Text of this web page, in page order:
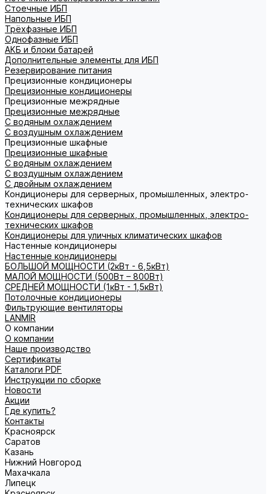
Стоечные ИБП
Напольные ИБП
Трёхфазные ИБП
Однофазные ИБП
АКБ и блоки батарей
Дополнительные элементы для ИБП
Резервирование питания
Прецизионные кондиционеры
Прецизионные кондиционеры
Прецизионные межрядные
Прецизионные межрядные
С водяным охлаждением
С воздушным охлаждением
Прецизионные шкафные
Прецизионные шкафные
С водяным охлаждением
С воздушным охлаждением
С двойным охлаждением
Кондиционеры для серверных, промышленных, электро-
технических шкафов
Кондиционеры для серверных, промышленных, электро-
технических шкафов
Кондиционеры для уличных климатических шкафов
Настенные кондиционеры
Настенные кондиционеры
БОЛЬШОЙ МОЩНОСТИ (2кВт - 6,5кВт)
МАЛОЙ МОЩНОСТИ (500Вт – 800Вт)
СРЕДНЕЙ МОЩНОСТИ (1кВт - 1,5кВт)
Потолочные кондиционеры
Фильтрующие вентиляторы
LANMIR
О компании
О компании
Наше производство
Сертификаты
Каталоги PDF
Инструкции по сборке
Новости
Акции
Где купить?
Контакты
Красноярск
Саратов
Казань
Нижний Новгород
Махачкала
Липецк